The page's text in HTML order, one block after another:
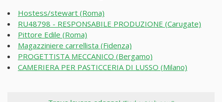
Hostess/stewart (Roma)
RU48798 - RESPONSABILE PRODUZIONE (Carugate)
Pittore Edile (Roma)
Magazziniere carrellista (Fidenza)
PROGETTISTA MECCANICO (Bergamo)
CAMERIERA PER PASTICCERIA DI LUSSO (Milano)